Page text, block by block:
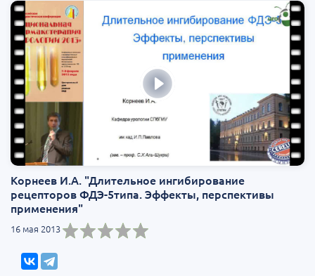
Корнеев И.А. "Длительное ингибирование
рецепторов ФДЭ-5типа. Эффекты, перспективы
применения"
16 мая 2013